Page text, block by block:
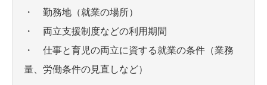
・ 勤務地（就業の場所）
・ 両立支援制度などの利用期間
・ 仕事と育児の両立に資する就業の条件（業務
量、労働条件の見直しなど）